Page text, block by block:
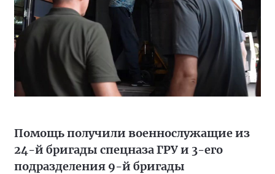
Помощь получили военнослужащие из
24-й бригады спецназа ГРУ и 3-его
подразделения 9-й бригады